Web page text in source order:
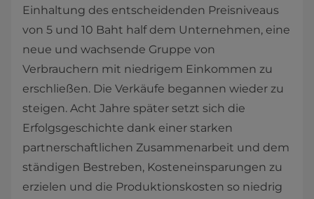
Einhaltung des entscheidenden Preisniveaus
von 5 und 10 Baht half dem Unternehmen, eine
neue und wachsende Gruppe von
Verbrauchern mit niedrigem Einkommen zu
erschließen. Die Verkäufe begannen wieder zu
steigen. Acht Jahre später setzt sich die
Erfolgsgeschichte dank einer starken
partnerschaftlichen Zusammenarbeit und dem
ständigen Bestreben, Kosteneinsparungen zu
erzielen und die Produktionskosten so niedrig